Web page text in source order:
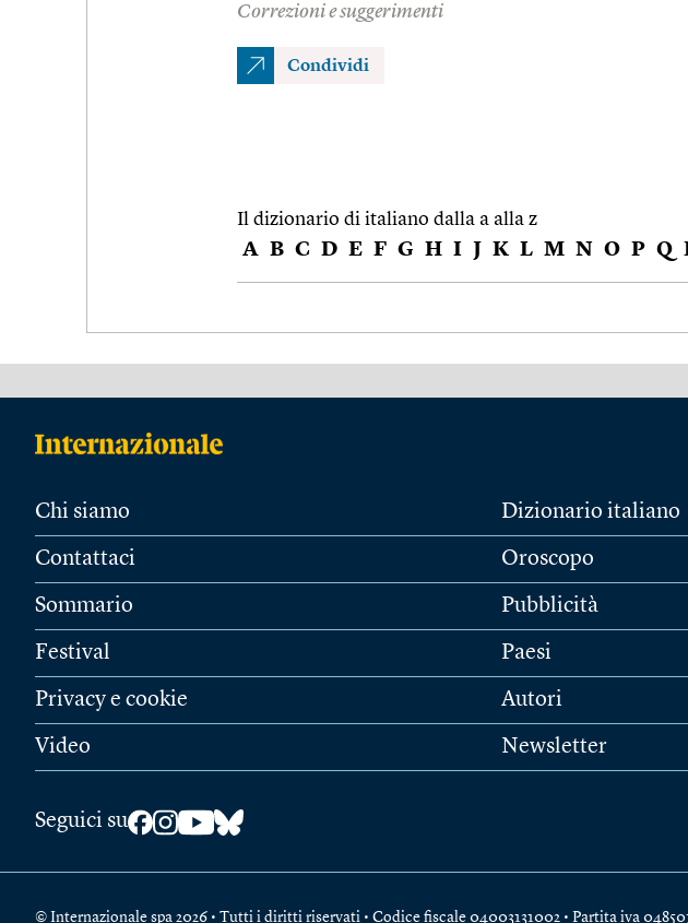
Correzioni e suggerimenti
Condividi
Il dizionario di italiano dalla a alla z
A B C D E F G H I J K L M N O P Q
Chi siamo
Contattaci
Sommario
Festival
Privacy e cookie
Video
Dizionario italiano
Oroscopo
Pubblicità
Paesi
Autori
Newsletter
Seguici su
© Internazionale spa 2026 • Tutti i diritti riservati • Codice fiscale 04003131002 • Partita iva